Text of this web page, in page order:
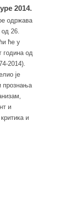
2014.
одржава
26.
ће у
година од
2014).
је
прознања
и
и